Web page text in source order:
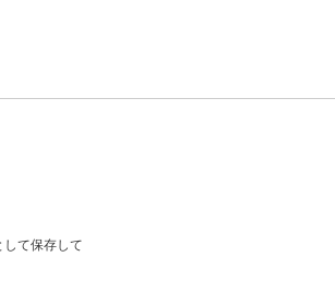
て保存して